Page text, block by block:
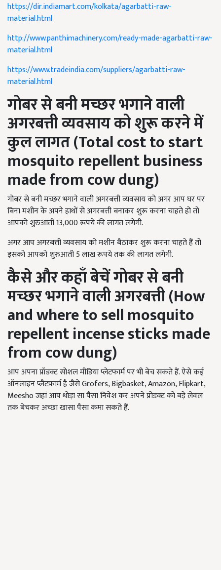
https://dir.indiamart.com/kolkata/agarbatti-raw-
material.html
http://www.panthimachinery.com/ready-made-agarbatti-raw-
material.html
https://www.tradeindia.com/suppliers/agarbatti-raw-
material.html
गोबर से बनी मच्छर भगाने वाली
अगरबत्ती व्यवसाय को शुरू करने में
कुल लागत (Total cost to start
mosquito repellent business
made from cow dung)
गोबर से बनी मच्छर भगाने वाली अगरबत्ती व्यवसाय को अगर आप घर पर
बिना मशीन के अपने हाथों से अगरबत्ती बनाकर शुरू करना चाहते हो तो
आपको शुरुआती 13,000 रूपये की लागत लगेगी.
अगर आप अगरबत्ती व्यवसाय को मशीन बैठाकर शुरू करना चाहते हैं तो
इसको आपको शुरुआती 5 लाख रूपये तक की लागत लगेगी.
कैसे और कहाँ बेचें गोबर से बनी
मच्छर भगाने वाली अगरबत्ती (How
and where to sell mosquito
repellent incense sticks made
from cow dung)
आप अपना प्रॉडक्ट सोशल मीडिया प्लेटफार्म पर भी बेच सकते हैं. ऐसे कई
ऑनलाइन प्लैटफ़ार्म है जैसे Grofers, Bigbasket, Amazon, Flipkart,
Meesho जहां आप थोड़ा सा पैसा निवेश कर अपने प्रोडक्ट को बड़े लेवल
तक बेचकर अच्छा खासा पैसा कमा सकते हैं.